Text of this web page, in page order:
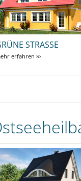
STRASSE
erfahren ›››